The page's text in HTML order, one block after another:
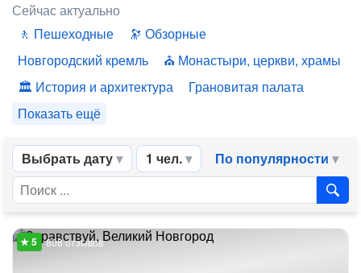
Сейчас актуально
Пешеходные
Обзорные
Новгородский кремль
Монастыри, церкви, храмы
История и архитектура
Грановитая палата
Показать ещё
Выбрать дату 1 чел. По популярности
808 отзывов